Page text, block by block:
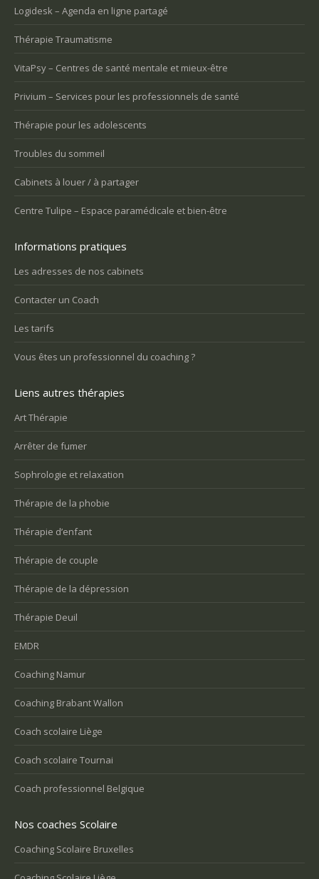
Logidesk – Agenda en ligne partagé
Thérapie Traumatisme
VitaPsy – Centres de santé mentale et mieux-être
Privium – Services pour les professionnels de santé
Thérapie pour les adolescents
Troubles du sommeil
Cabinets à louer / à partager
Centre Tulipe – Espace paramédicale et bien-être
Informations pratiques
Les adresses de nos cabinets
Contacter un Coach
Les tarifs
Vous êtes un professionnel du coaching ?
Liens autres thérapies
Art Thérapie
Arrêter de fumer
Sophrologie et relaxation
Thérapie de la phobie
Thérapie d’enfant
Thérapie de couple
Thérapie de la dépression
Thérapie Deuil
EMDR
Coaching Namur
Coaching Brabant Wallon
Coach scolaire Liège
Coach scolaire Tournai
Coach professionnel Belgique
Nos coaches Scolaire
Coaching Scolaire Bruxelles